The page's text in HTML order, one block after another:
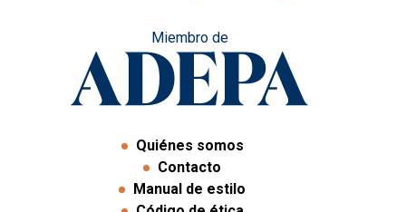
Miembro de
Quiénes somos
Contacto
Manual de estilo